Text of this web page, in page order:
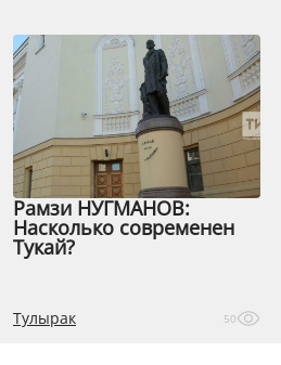
Рамзи НУГМАНОВ:
Насколько современен
Тукай?
Тулырак 50